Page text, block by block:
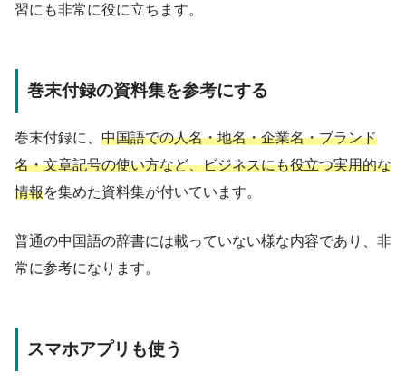
習にも非常に役に立ちます。
巻末付録の資料集を参考にする
巻末付録に、 中国語での人名・地名・企業名・ブランド
名・文章記号の使い方など、ビジネスにも役立つ実用的な
情報を集めた資料集が付いています。
普通の中国語の辞書には載っていない様な内容であり、非
常に参考になります。
スマホアプリも使う